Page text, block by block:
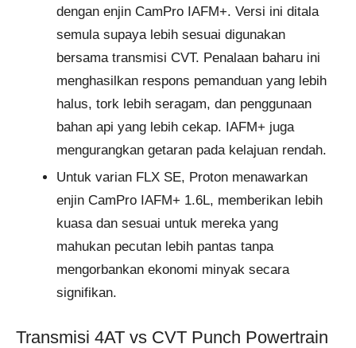
dengan enjin CamPro IAFM+. Versi ini ditala
semula supaya lebih sesuai digunakan
bersama transmisi CVT. Penalaan baharu ini
menghasilkan respons pemanduan yang lebih
halus, tork lebih seragam, dan penggunaan
bahan api yang lebih cekap. IAFM+ juga
mengurangkan getaran pada kelajuan rendah.
Untuk varian FLX SE, Proton menawarkan
enjin CamPro IAFM+ 1.6L, memberikan lebih
kuasa dan sesuai untuk mereka yang
mahukan pecutan lebih pantas tanpa
mengorbankan ekonomi minyak secara
signifikan.
Transmisi 4AT vs CVT Punch Powertrain